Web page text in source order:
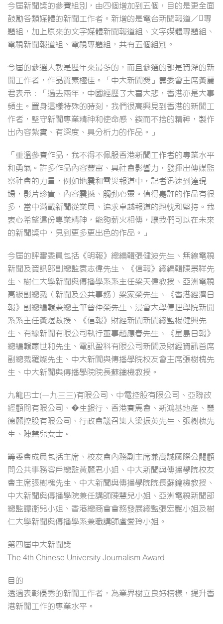
今屆新聞獎的參賽組別，由四個增加到五個，目的是更全面
鼓勵各類媒體的新聞工作者。新增的是電台新聞報道／專
題組，加上原來的文字媒體新聞報道組、文字媒體專題組、
電視新聞報道組、電視專題組，共有五個組別。
今屆的參選人數是歷年來最多的，而且參選的都是資深的新
聞工作者，作品質素極佳。「中大新聞獎」籌委會主席黃麗
君表示：「過去兩年，中國經歷了大喜大悲，香港亦是大事
頻生。置身這樣特殊的時刻，我們很高興見到香港的新聞工
作者，堅守新聞專業精神和使命感、鍥而不捨的精神，製作
出內容紮實、有深度、具分析力的作品。」
「重溫參賽作品，我不得不佩服香港新聞工作者的專業水平
和勇氣。許多作品內容豐富、具社會影響力，發揮出傳媒監
察社會的力量，例如地震和雪災報道中，記者迅速到達現
場，影片珍貴、內容震撼、觸動心靈。值得嘉許的作品有很
多，當中滿載新聞從業員、追求卓越報道的熱忱和堅持。我
衷心希望這份專業精神，能夠薪火相傳，讓我們可以在未來
的新聞獎中，見到更多更出色的作品。」
今屆的評審委員包括《明報》總編輯張健波先生、無線電視
新聞及資訊部副總監袁志偉先生、《信報》總編輯陳景祥先
生、樹仁大學新聞與傳播學系系主任梁天偉教授、亞洲電視
高級副總裁（新聞及公共事務）梁家榮先生、《香港經濟日
報》副總編輯兼總主筆曾仲榮先生、浸會大學傳理學院新聞
系系主任黃煜教授、《信報》財經新聞新聞總監楊健興先
生、有線新聞有限公司執行董事趙應春先生、《星島日報》
總編輯蕭世和先生、電訊盈科有限公司新聞及財經資訊首席
副總裁羅燦先生、中大新聞與傳播學院校友會主席張樹槐先
生、中大新聞與傳播學院院長蘇鑰機教授。
九龍巴士(一九三三)有限公司、中電控股有限公司、亞聯政
經顧問有限公司、�生銀行、香港賽馬會、新鴻基地產、豐
德麗控股有限公司、行政會議召集人梁振英先生、張樹槐先
生、陳慧兒女士。
籌委會成員包括主席、校友會內務副主席兼高誠國際公關顧
問公共事務客戶總監黃麗君小姐、中大新聞與傳播學院校友
會主席張樹槐先生、中大新聞與傳播學院院長蘇鑰機教授、
中大新聞與傳播學院兼任講師陳慧兒小姐、亞洲電視新聞部
總監譚衛兒小姐、香港總商會會務發展總監張宏艷小姐及樹
仁大學新聞與傳播學系兼職講師盧愛玲小姐。
第四屆中大新聞獎
The 4th Chinese University Journalism Award
目的
透過表彰優秀的新聞工作者，為業界樹立良好榜樣，提升香
港新聞工作的專業水平。